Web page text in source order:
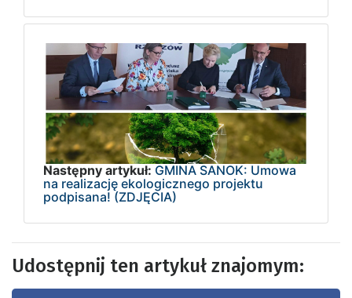
Następny artykuł: GMINA SANOK: Umowa
na realizację ekologicznego projektu
podpisana! (ZDJĘCIA)
Udostępnij ten artykuł znajomym: